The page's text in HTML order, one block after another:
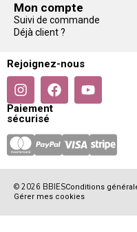
Mon compte
Suivi de commande
Déjà client ?
Rejoignez-nous
Paiement
sécurisé
© 2026 BBIESConditions
Gérer mes cookies